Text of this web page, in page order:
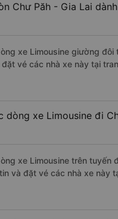
Chư Păh - Gia Lai
xe Limousine giường
vé các nhà xe này tại
dòng xe Limousine đi
xe Limousine trên tuyến
và đặt vé các nhà xe này